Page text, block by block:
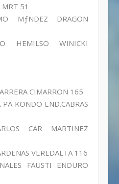
51
MƒNDEZ DRAGON
HEMILSO WINICKI
CIMARRON 165
KONDO END.CABRAS
CAR MARTINEZ
VEREDALTA 116
FAUSTI ENDURO